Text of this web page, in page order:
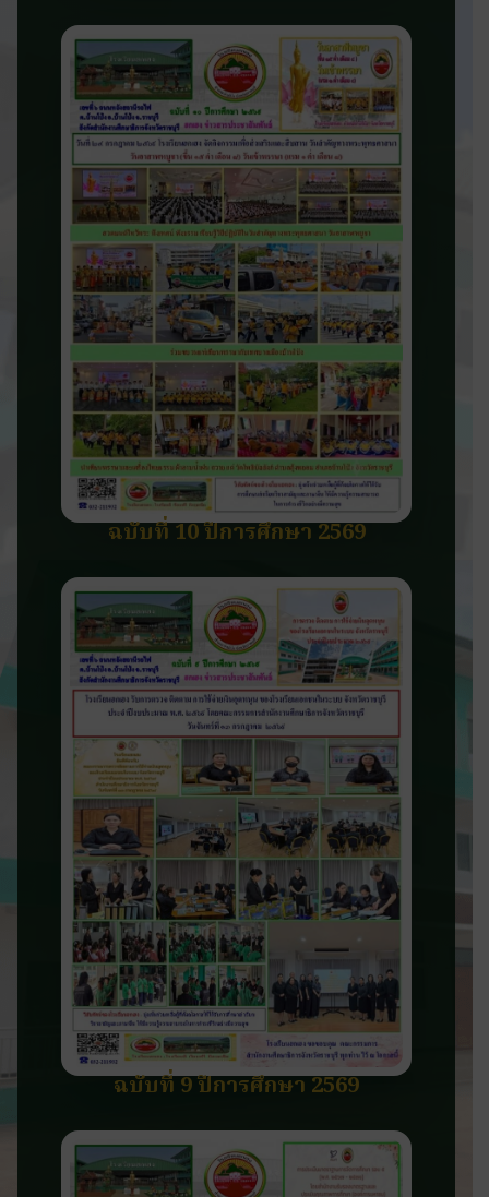
ฉบับที่ 10 ปีการศึกษา 2569
ฉบับที่ 9 ปีการศึกษา 2569